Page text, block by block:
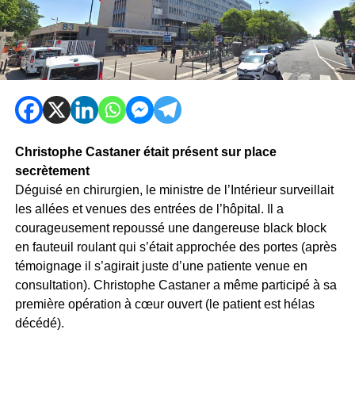
Christophe Castaner était présent sur place
secrètement
Déguisé en chirurgien, le ministre de l’Intérieur surveillait
les allées et venues des entrées de l’hôpital. Il a
courageusement repoussé une dangereuse black block
en fauteuil roulant qui s’était approchée des portes (après
témoignage il s’agirait juste d’une patiente venue en
consultation). Christophe Castaner a même participé à sa
première opération à cœur ouvert (le patient est hélas
décédé).